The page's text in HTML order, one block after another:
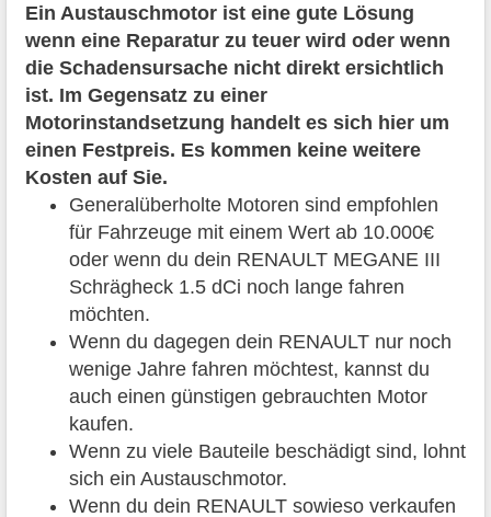
Ein Austauschmotor ist eine gute Lösung
wenn eine Reparatur zu teuer wird oder wenn
die Schadensursache nicht direkt ersichtlich
ist. Im Gegensatz zu einer
Motorinstandsetzung handelt es sich hier um
einen Festpreis. Es kommen keine weitere
Kosten auf Sie.
Generalüberholte Motoren sind empfohlen
für Fahrzeuge mit einem Wert ab 10.000€
oder wenn du dein RENAULT MEGANE III
Schrägheck 1.5 dCi noch lange fahren
möchten.
Wenn du dagegen dein RENAULT nur noch
wenige Jahre fahren möchtest, kannst du
auch einen günstigen gebrauchten Motor
kaufen.
Wenn zu viele Bauteile beschädigt sind, lohnt
sich ein Austauschmotor.
Wenn du dein RENAULT sowieso verkaufen